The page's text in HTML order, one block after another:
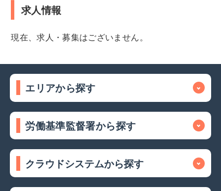
求人情報
現在、求人・募集はございません。
エリアから探す
労働基準監督署から探す
クラウドシステムから探す